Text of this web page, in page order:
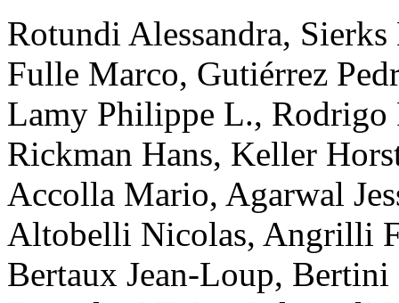
Rotundi Alessandra, Sierks
Fulle Marco, Gutiérrez
Lamy Philippe L., Rodrigo
Rickman Hans, Keller
Accolla Mario, Agarwal
Altobelli Nicolas, Angrilli
Bertaux Jean-Loup, Bertini